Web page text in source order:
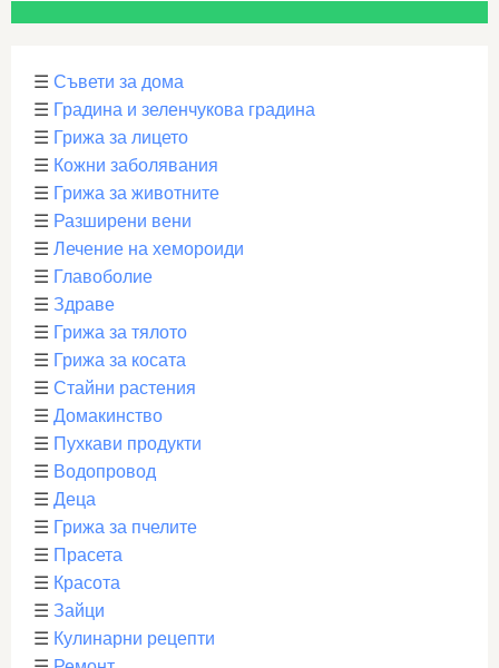
☰ Съвети за дома
☰ Градина и зеленчукова градина
☰ Грижа за лицето
☰ Кожни заболявания
☰ Грижа за животните
☰ Разширени вени
☰ Лечение на хемороиди
☰ Главоболие
☰ Здраве
☰ Грижа за тялото
☰ Грижа за косата
☰ Стайни растения
☰ Домакинство
☰ Пухкави продукти
☰ Водопровод
☰ Деца
☰ Грижа за пчелите
☰ Прасета
☰ Красота
☰ Зайци
☰ Кулинарни рецепти